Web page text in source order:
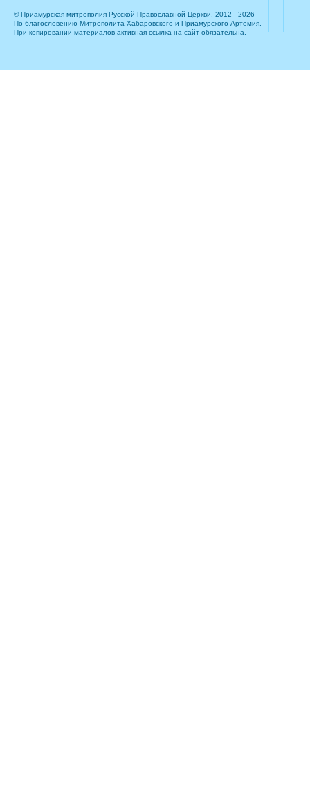
© Приамурская митрополия Русской Православной Церкви, 2012 - 2026
По благословению Митрополита Хабаровского и Приамурского Артемия.
При копировании материалов активная ссылка на сайт обязательна.